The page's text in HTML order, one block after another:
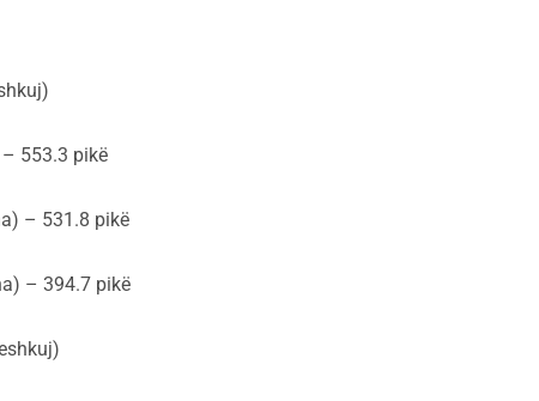
– 553.3 pikë
– 531.8 pikë
– 394.7 pikë